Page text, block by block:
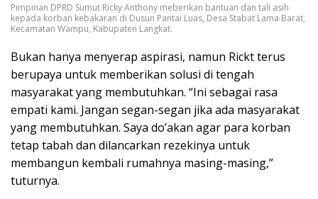
Pimpinan DPRD Sumut Ricky Anthony meberikan bantuan dan tali asih
kepada korban kebakaran di Dusun Pantai Luas, Desa Stabat Lama Barat,
Kecamatan Wampu, Kabupaten Langkat.
Bukan hanya menyerap aspirasi, namun Rickt terus
berupaya untuk memberikan solusi di tengah
masyarakat yang membutuhkan. “Ini sebagai rasa
empati kami. Jangan segan-segan jika ada masyarakat
yang membutuhkan. Saya do’akan agar para korban
tetap tabah dan dilancarkan rezekinya untuk
membangun kembali rumahnya masing-masing,”
tuturnya.